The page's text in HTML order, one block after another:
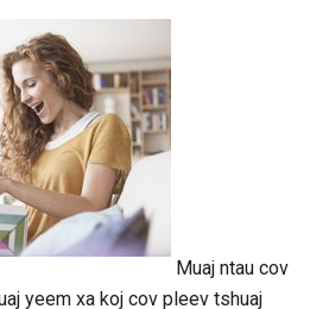
Muaj ntau cov
yeem xa koj cov pleev tshuaj